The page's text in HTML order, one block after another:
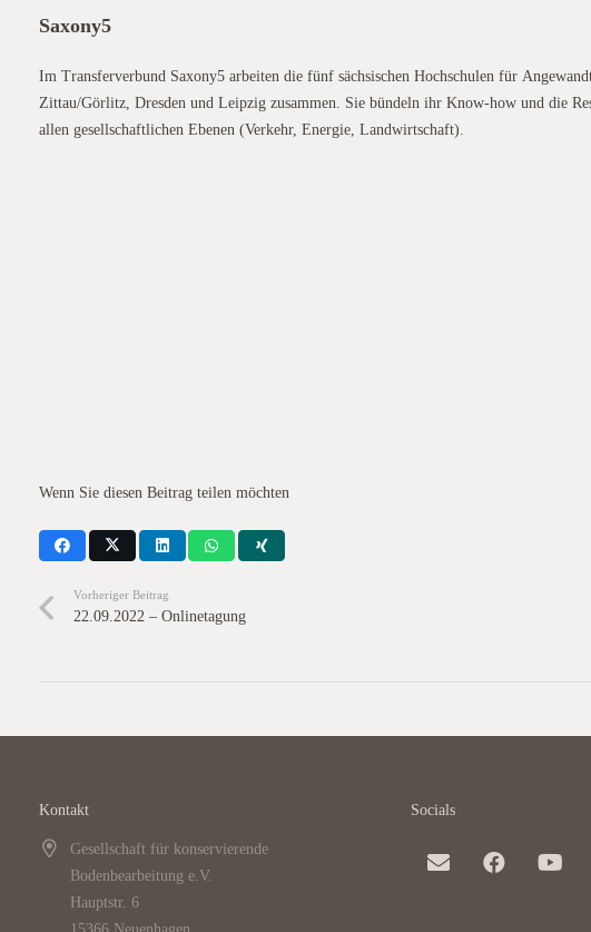
Saxony5
Im Transferverbund Saxony5 arbeiten die fünf sächsischen Hochschulen für
Zittau/Görlitz, Dresden und Leipzig zusammen. Sie bündeln ihr Know-how und die
allen gesellschaftlichen Ebenen (Verkehr, Energie, Landwirtschaft).
Wenn Sie diesen Beitrag teilen möchten
Vorheriger Beitrag
22.09.2022 – Onlinetagung
Kontakt
Gesellschaft für konservierende
Bodenbearbeitung e.V.
Hauptstr. 6
Socials